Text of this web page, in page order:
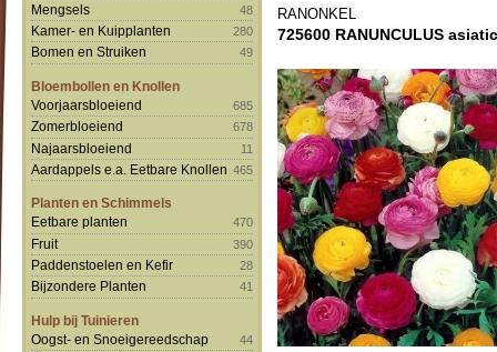
Mengsels 48
Kamer- en Kuipplanten 280
Bomen en Struiken 49
Bloembollen en Knollen
Voorjaarsbloeiend
685
Zomerbloeiend 678
Najaarsbloeiend 11
Aardappels e.a. Eetbare Knollen 465
Planten en Schimmels
Eetbare planten
470
Fruit 390
Paddenstoelen en Kefir 28
Bijzondere Planten 41
Hulp bij Tuinieren
Oogst- en Snoeigereedschap
44
RANONKEL
725600 RANUNCULUS